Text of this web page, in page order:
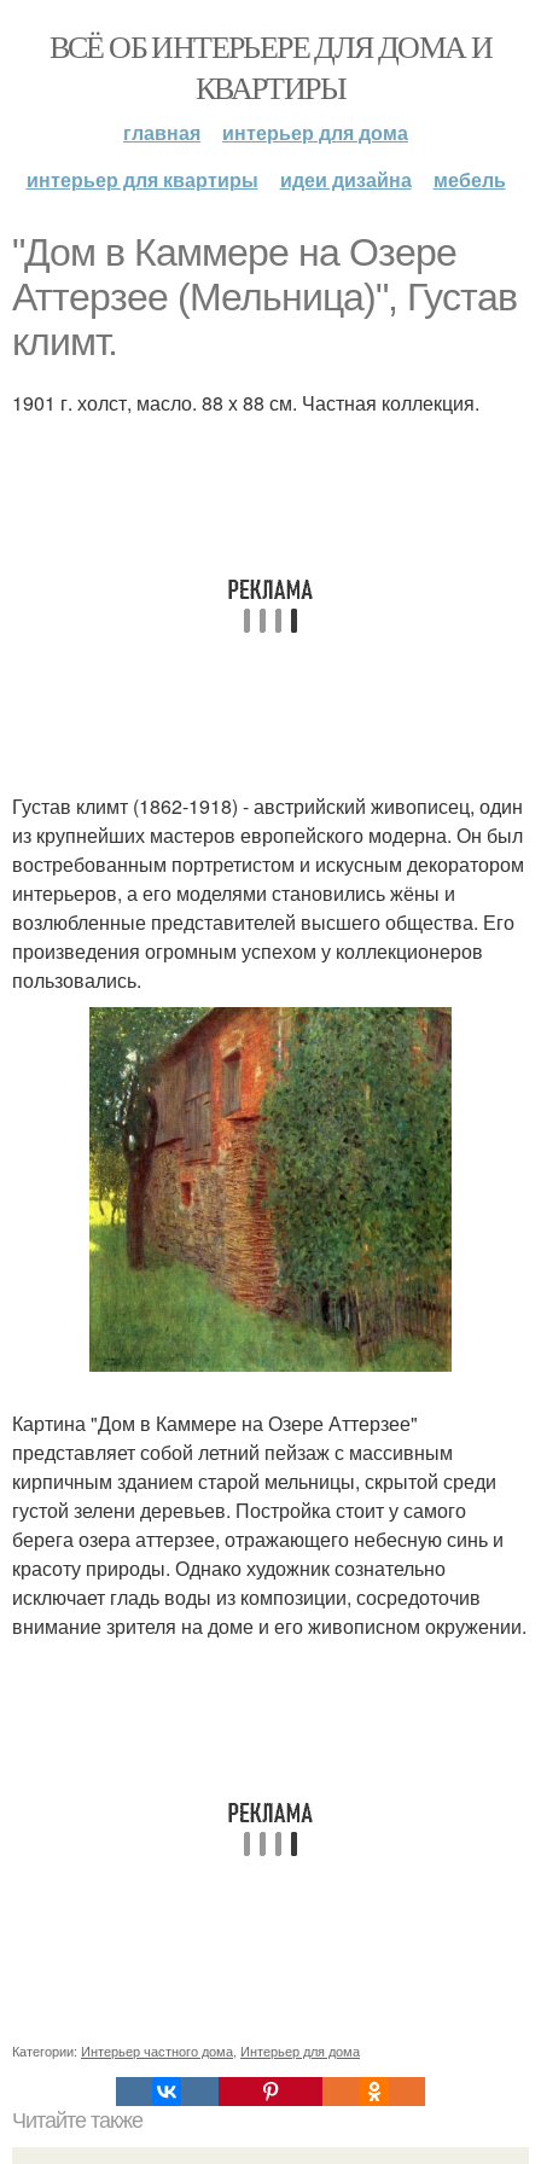
ВСЁ ОБ ИНТЕРЬЕРЕ ДЛЯ ДОМА И
КВАРТИРЫ
главная
интерьер для дома
интерьер для квартиры
идеи дизайна мебель
"Дом в Каммере на Озере
Аттерзее (Мельница)", Густав
климт.
1901 г. холст, масло. 88 x 88 см. Частная коллекция.
Густав климт (1862-1918) - австрийский живописец, один
из крупнейших мастеров европейского модерна. Он был
востребованным портретистом и искусным декоратором
интерьеров, а его моделями становились жёны и
возлюбленные представителей высшего общества. Его
произведения огромным успехом у коллекционеров
пользовались.
Картина "Дом в Каммере на Озере Аттерзее"
представляет собой летний пейзаж с массивным
кирпичным зданием старой мельницы, скрытой среди
густой зелени деревьев. Постройка стоит у самого
берега озера аттерзее, отражающего небесную синь и
красоту природы. Однако художник сознательно
исключает гладь воды из композиции, сосредоточив
внимание зрителя на доме и его живописном окружении.
Категории: Интерьер частного дома Интерьер для дома
Читайте также